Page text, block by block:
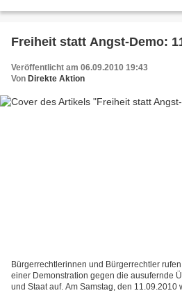
Freiheit statt Angst-Demo:
Veröffentlicht am 06.09.2010 19:43
Von Direkte Aktion
Bürgerrechtlerinnen und Bürgerrechtler
einer Demonstration gegen die ausufernde
und Staat auf. Am Samstag, den 11.09.2010